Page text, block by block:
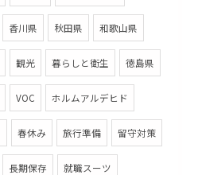
香川県 秋田県 和歌山県
観光 暮らしと衛生 徳島県
VOC ホルムアルデヒド
春休み 旅行準備 留守対策
長期保存 就職スーツ